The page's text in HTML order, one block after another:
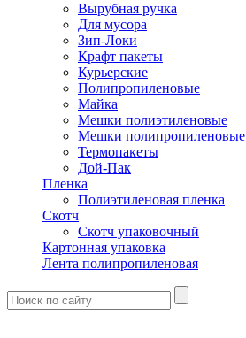
Вырубная ручка
Для мусора
Зип-Локи
Крафт пакеты
Курьерские
Полипропиленовые
Майка
Мешки полиэтиленовые
Мешки полипропиленовые
Термопакеты
Дой-Пак
Пленка
Полиэтиленовая пленка
Скотч
Скотч упаковочный
Картонная упаковка
Лента полипропиленовая